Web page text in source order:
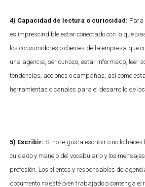
4) Capacidad de lectura o curiosidad: Para
es imprescindible estar conectado con lo que
los consumidores o clientes de la empresa que
una agencia, ser curioso, estar informado, leer
tendencias, acciones o campañas, así como
herramientas o canales para el desarrollo de
5) Escribir: Si no te gusta escribir o no lo haces
cuidado y manejo del vocabulario y los
profesión. Los clientes y responsables de
documento no esté bien trabajado o contenga